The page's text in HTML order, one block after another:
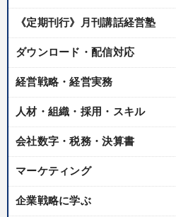
148回夏季大会
業種
キーワード
生き方の指針
《定期刊行》月刊講話経営塾
ダウンロード・配信対応
経営戦略・経営実務
人材・組織・採用・スキル
会社数字・税務・決算書
マーケティング
企業戦略に学ぶ